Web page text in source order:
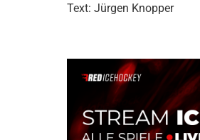
Text: Jürgen Knopper